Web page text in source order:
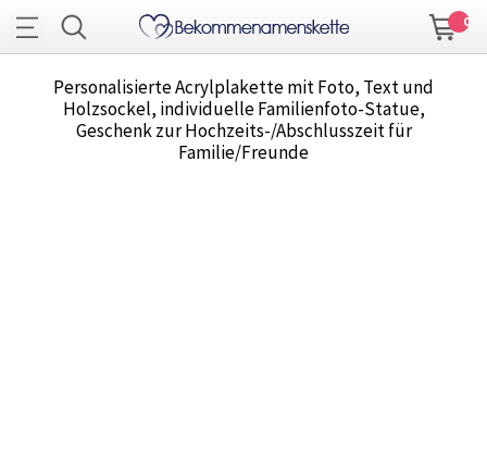
0
Personalisierte Acrylplakette mit Foto, Text und
Holzsockel, individuelle Familienfoto-Statue,
Geschenk zur Hochzeits-/Abschlusszeit für
Familie/Freunde